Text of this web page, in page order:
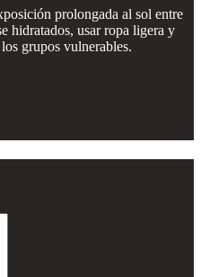
prolongada al sol entre
hidratados, usar ropa ligera y
grupos vulnerables.